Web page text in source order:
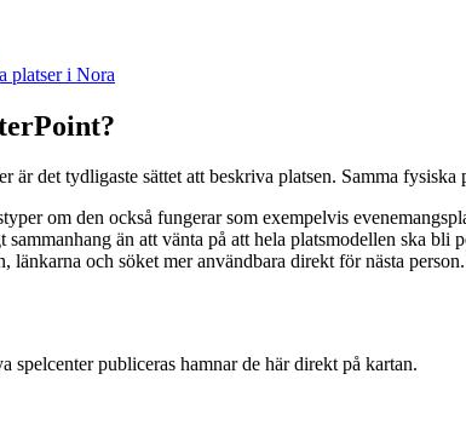
platser i Nora
är det tydligaste sättet att beskriva platsen. Samma
om den också fungerar som exempelvis
än att vänta på att hela platsmodellen ska bli
och söket mer användbara direkt för nästa person.
spelcenter publiceras hamnar de här direkt på kartan.